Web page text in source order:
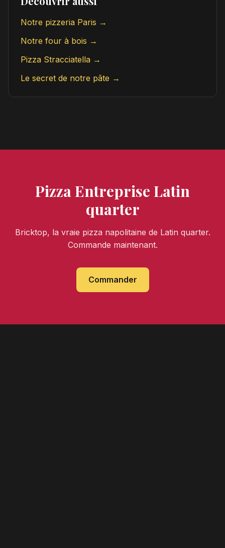
Notre pizzeria Paris →
Notre four à bois →
Pizza Stracciatella →
Le secret de notre pâte →
Pizza Entreprise Latin
quarter
Bricktop, la vraie pizza napolitaine de Latin quarter.
Commande maintenant.
Commander